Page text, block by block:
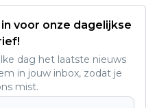
voor onze dagelijkse
dag het laatste nieuws
in jouw inbox, zodat je
mist.